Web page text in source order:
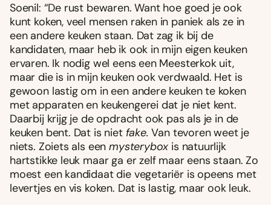
Soenil: “De rust bewaren. Want hoe goed je ook
kunt koken, veel mensen raken in paniek als ze in
een andere keuken staan. Dat zag ik bij de
kandidaten, maar heb ik ook in mijn eigen keuken
ervaren. Ik nodig wel eens een Meesterkok uit,
maar die is in mijn keuken ook verdwaald. Het is
gewoon lastig om in een andere keuken te koken
met apparaten en keukengerei dat je niet kent.
Daarbij krijg je de opdracht ook pas als je in de
keuken bent. Dat is niet fake.Van tevoren weet je
niets. Zoiets als eenmysterybox is natuurlijk
hartstikke leuk maar ga er zelf maar eens staan. Zo
moest een kandidaat die vegetariër is opeens met
levertjes en vis koken. Dat is lastig, maar ook leuk.